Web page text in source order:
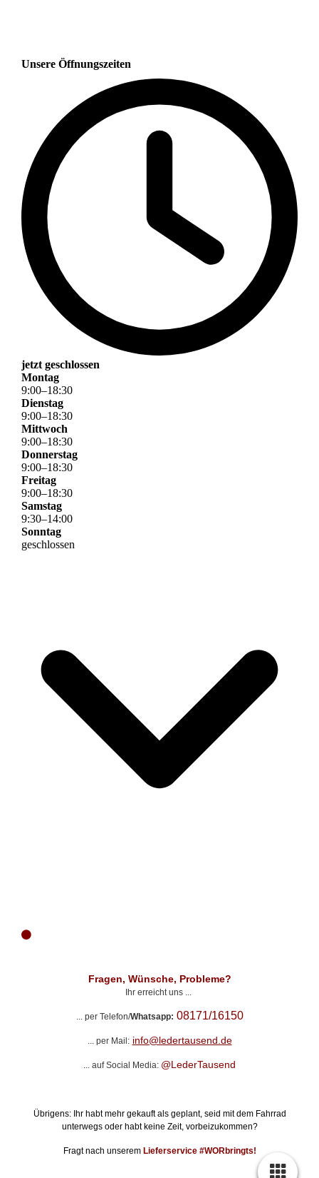
Unsere Öffnungszeiten
jetzt geschlossen
Montag
9:00–18:30
Dienstag
9:00–18:30
Mittwoch
9:00–18:30
Donnerstag
9:00–18:30
Freitag
9:00–18:30
Samstag
9:30–14:00
Sonntag
geschlossen
Fragen, Wünsche, Probleme?
Ihr erreicht uns ...
... per Telefon/Whatsapp: 08171/16150
... per Mail: info@ledertausend.de
... auf Social Media: @LederTausend
Übrigens: Ihr habt mehr gekauft als geplant, seid mit dem Fahrrad
unterwegs oder habt keine Zeit, vorbeizukommen?
Fragt nach unserem Lieferservice #WORbringts!